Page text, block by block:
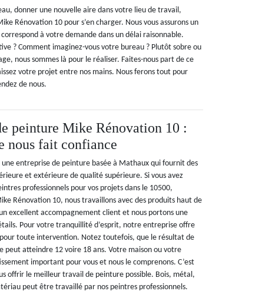
donner une nouvelle aire dans votre lieu de travail,
Rénovation 10 pour s’en charger. Nous vous assurons un
à votre demande dans un délai raisonnable.
? Comment imaginez-vous votre bureau ? Plutôt sobre ou
nous sommes là pour le réaliser. Faites-nous part de ce
votre projet entre nos mains. Nous ferons tout pour
de nous.
peinture Mike Rénovation 10 :
nous fait confiance
entreprise de peinture basée à Mathaux qui fournit des
et extérieure de qualité supérieure. Si vous avez
professionnels pour vos projets dans le 10500,
Rénovation 10, nous travaillons avec des produits haut de
excellent accompagnement client et nous portons une
Pour votre tranquillité d’esprit, notre entreprise offre
toute intervention. Notez toutefois, que le résultat de
peut atteindre 12 voire 18 ans. Votre maison ou votre
important pour vous et nous le comprenons. C’est
offrir le meilleur travail de peinture possible. Bois, métal,
peut être travaillé par nos peintres professionnels.